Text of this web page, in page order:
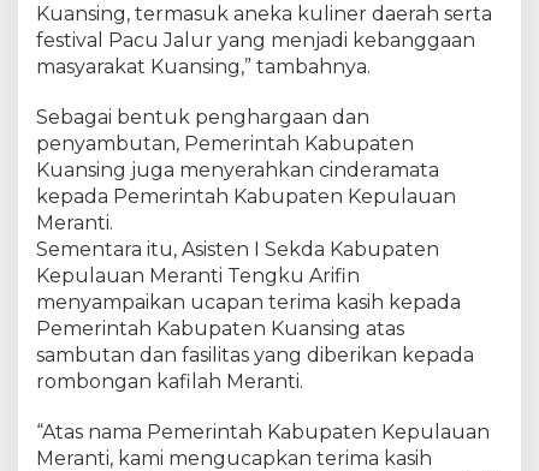
Q
R
i
u
k
e
-
4
Kuansing, termasuk aneka kuliner daerah serta
festival Pacu Jalur yang menjadi kebanggaan
masyarakat Kuansing,” tambahnya.
Sebagai bentuk penghargaan dan
penyambutan, Pemerintah Kabupaten
Kuansing juga menyerahkan cinderamata
kepada Pemerintah Kabupaten Kepulauan
Meranti.
Sementara itu, Asisten I Sekda Kabupaten
Kepulauan Meranti Tengku Arifin
menyampaikan ucapan terima kasih kepada
Pemerintah Kabupaten Kuansing atas
sambutan dan fasilitas yang diberikan kepada
rombongan kafilah Meranti.
“Atas nama Pemerintah Kabupaten Kepulauan
Meranti, kami mengucapkan terima kasih